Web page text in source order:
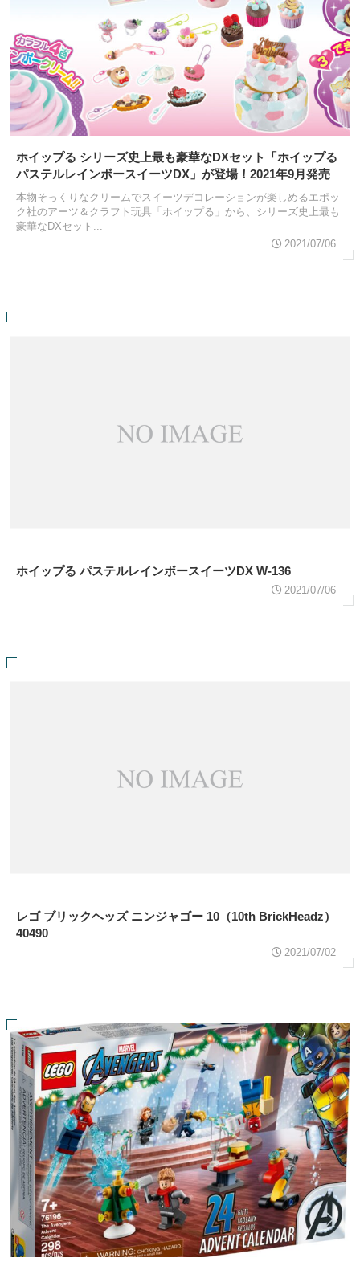
ホイップる シリーズ史上最も豪華なDXセット「ホイップる
パステルレインボースイーツDX」が登場！2021年9月発売
本物そっくりなクリームでスイーツデコレーションが楽しめるエポッ
ク社のアーツ＆クラフト玩具「ホイップる」から、シリーズ史上最も
豪華なDXセット...
2021/07/06
ホイップる パステルレインボースイーツDX W-136
2021/07/06
レゴ ブリックヘッズ ニンジャゴー 10（10th BrickHeadz）
40490
2021/07/02